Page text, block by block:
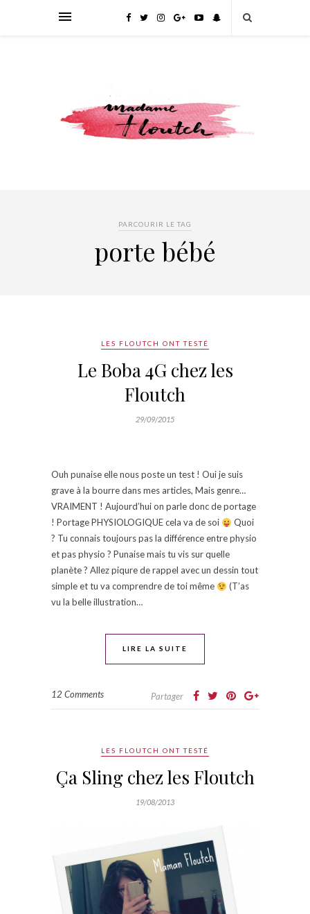
PARCOURIR LE TAG
porte bébé
LES FLOUTCH ONT TESTÉ
Le Boba 4G chez les
Floutch
29/09/2015
Ouh punaise elle nous poste un test ! Oui je suis
grave à la bourre dans mes articles, Mais genre…
VRAIMENT ! Aujourd’hui on parle donc de portage
! Portage PHYSIOLOGIQUE cela va de soi
Quoi
? Tu connais toujours pas la différence entre physio
et pas physio ? Punaise mais tu vis sur quelle
planète ? Allez piqure de rappel avec un dessin tout
simple et tu va comprendre de toi même
(T’as
vu la belle illustration…
LIRE LA SUITE
12 Comments Partager
LES FLOUTCH ONT TESTÉ
Ça Sling chez les Floutch
19/08/2013